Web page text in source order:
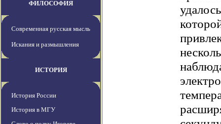
ФИЛОСОФИЯ
Современная русская мысль
Искания и размышления
ИСТОРИЯ
История России
История в МГУ